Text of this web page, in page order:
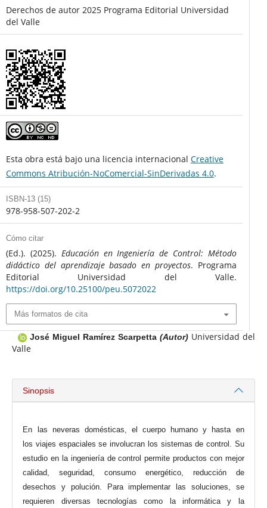
Derechos de autor 2025 Programa Editorial Universidad
del Valle
Esta obra está bajo una licencia internacional Creative
Commons Atribución-NoComercial-SinDerivadas 4.0.
ISBN-13 (15)
978-958-507-202-2
Cómo citar
(Ed.). (2025). Educación en Ingeniería de Control: Método
didáctico del aprendizaje basado en proyectos. Programa
Editorial Universidad del Valle.
https://doi.org/10.25100/peu.5072022
Más formatos de cita
José Miguel Ramírez Scarpetta(Autor) Universidad del
Valle
Sinopsis
En las neveras domésticas, el cuerpo humano y hasta en
los viajes espaciales se involucran los sistemas de control. Su
estudio en la ingeniería de control permite productos con mejor
calidad, seguridad, consumo energético, reducción de
desechos y polución. Para implementar las soluciones, se
requieren diversas tecnologías como la informática y la